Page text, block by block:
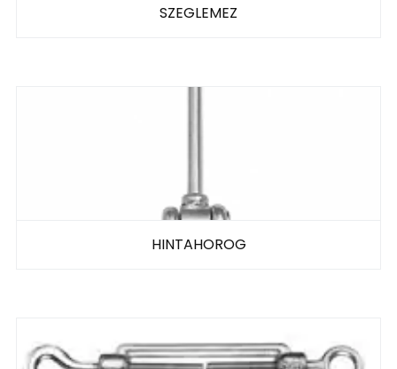
SZEGLEMEZ
HINTAHOROG